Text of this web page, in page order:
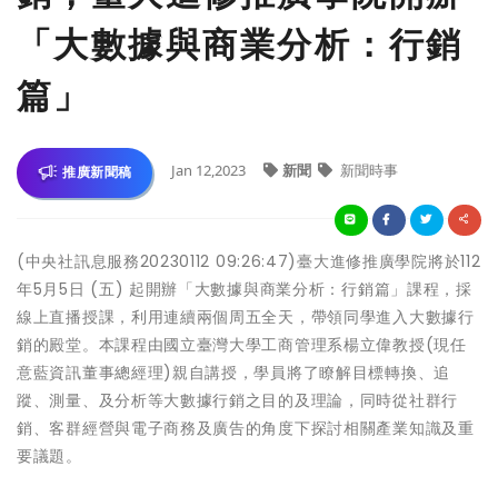
「大數據與商業分析：行銷
篇」
推廣新聞稿 Jan 12,2023 新聞 新聞時事
(中央社訊息服務20230112 09:26:47)臺大進修推廣學院將於112
年5月5日 (五) 起開辦「大數據與商業分析：行銷篇」課程，採
線上直播授課，利用連續兩個周五全天，帶領同學進入大數據行
銷的殿堂。本課程由國立臺灣大學工商管理系楊立偉教授(現任
意藍資訊董事總經理)親自講授，學員將了瞭解目標轉換、追
蹤、測量、及分析等大數據行銷之目的及理論，同時從社群行
銷、客群經營與電子商務及廣告的角度下探討相關產業知識及重
要議題。